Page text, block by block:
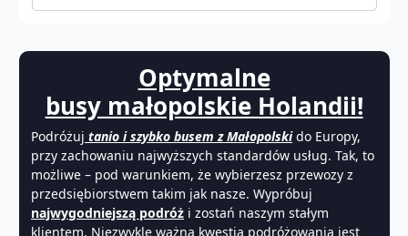
Optymalne
busy małopolskie Holandii!
Podróżuj tanio i szybko busem z Małopolskido Europy,
przy zachowaniu najwyższych standardów usług. Tak, to
możliwe – pod warunkiem, że wybierzesz przewozy z
przedsiębiorstwem takim jak nasze. Wypróbuj
najwygodniejszą podróż i zostań naszym stałym
klientem. Niezwykle ważną kwestią podróżowania jest